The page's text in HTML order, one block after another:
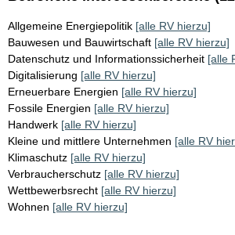
Allgemeine Energiepolitik [alle RV hierzu]
Bauwesen und Bauwirtschaft [alle RV hierzu]
Datenschutz und Informationssicherheit [alle
Digitalisierung [alle RV hierzu]
Erneuerbare Energien [alle RV hierzu]
Fossile Energien [alle RV hierzu]
Handwerk [alle RV hierzu]
Kleine und mittlere Unternehmen [alle RV
Klimaschutz [alle RV hierzu]
Verbraucherschutz [alle RV hierzu]
Wettbewerbsrecht [alle RV hierzu]
Wohnen [alle RV hierzu]